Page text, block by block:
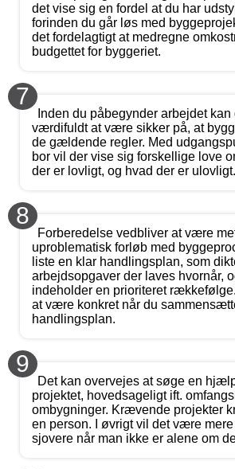
det vise sig en fordel at du har
forinden du går løs med
det fordelagtigt at medregne
budgettet for byggeriet.
7
Inden du påbegynder arbejdet
værdifuldt at være sikker på, at
de gældende regler. Med
bor vil der vise sig forskellige love
der er lovligt, og hvad der er ulovligt.
8
Forberedelse vedbliver at være
uproblematisk forløb med
liste en klar handlingsplan, som
arbejdsopgaver der laves hvornår,
indeholder en prioriteret
at være konkret når du
handlingsplan.
9
Det kan overvejes at søge en
projektet, hovedsageligt ift.
ombygninger. Krævende projekter
en person. I øvrigt vil det være
sjovere når man ikke er alene om